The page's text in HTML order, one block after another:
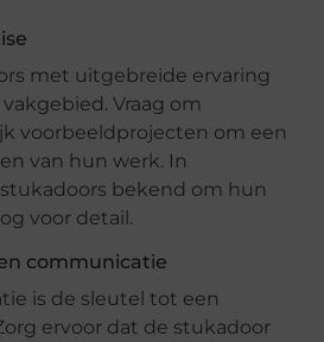
met uitgebreide ervaring
Vraag om
voorbeeldprojecten om een
van hun werk. In
bekend om hun
voor detail.
communicatie
is de sleutel tot een
ervoor dat de stukadoor